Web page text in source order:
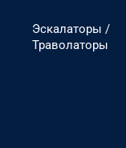
Эскалаторы /
Траволаторы